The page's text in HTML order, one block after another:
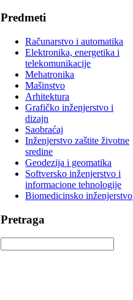
Predmeti
Računarstvo i automatika
Elektronika, energetika i
telekomunikacije
Mehatronika
Mašinstvo
Arhitektura
Grafičko inženjerstvo i
dizajn
Saobraćaj
Inženjerstvo zaštite životne
sredine
Geodezija i geomatika
Softversko inženjerstvo i
informacione tehnologije
Biomedicinsko inženjerstvo
Pretraga